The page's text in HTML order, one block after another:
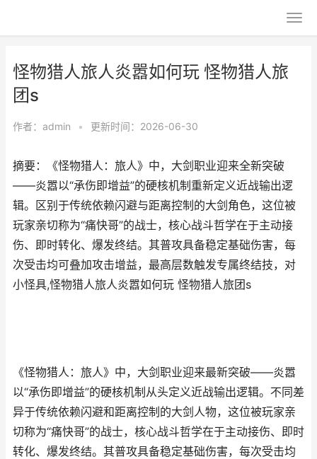
怪物猎人旅人炎嚣如何玩 怪物猎人旅
团s
作者： admin • 更新时间：2026-06-30
摘要：《怪物猎人：旅人》中，大剑职业迎来全新突破
——炎嚣以“承伤即增益”的硬核机制重新定义近战输出逻
辑。区别于传统依赖闪避与距离控制的大剑角色，这位被
玩家亲切称为“痛快哥”的战士，核心战斗哲学在于主动接
伤、即时转化、爆发终结。其普攻具备稳定基础伤害，每
次受击均可叠加攻击增益，最高层数触发专属终结技，对
小怪具,怪物猎人旅人炎嚣如何玩 怪物猎人旅团s
《怪物猎人：旅人》中，大剑职业迎来最新突破——炎嚣
以“承伤即增益”的硬核机制从头定义近战输出逻辑。不同差
异于传统依赖闪避和距离控制的大剑人物，这位被玩家亲
切称为“痛快哥”的战士，核心战斗哲学在于主动接伤、即时
转化、爆发终结。其普攻具备稳定基础伤害，每次受击均